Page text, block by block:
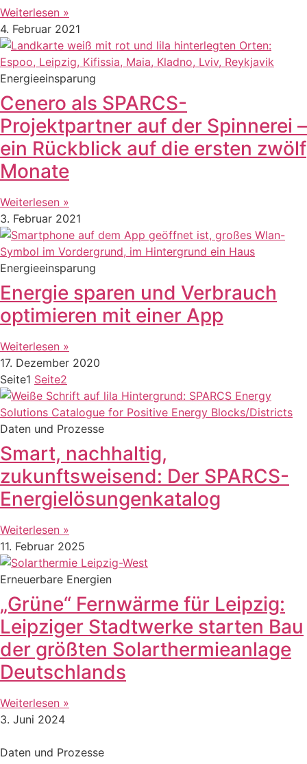
Weiterlesen »
4. Februar 2021
Energieeinsparung
Cenero als SPARCS-
Projektpartner auf der Spinnerei –
ein Rückblick auf die ersten zwölf
Monate
Weiterlesen »
3. Februar 2021
Energieeinsparung
Energie sparen und Verbrauch
optimieren mit einer App
Weiterlesen »
17. Dezember 2020
Seite1 Seite2
Daten und Prozesse
Smart, nachhaltig,
zukunftsweisend: Der SPARCS-
Energielösungenkatalog
Weiterlesen »
11. Februar 2025
Erneuerbare Energien
„Grüne“ Fernwärme für Leipzig:
Leipziger Stadtwerke starten Bau
der größten Solarthermieanlage
Deutschlands
Weiterlesen »
3. Juni 2024
Daten und Prozesse